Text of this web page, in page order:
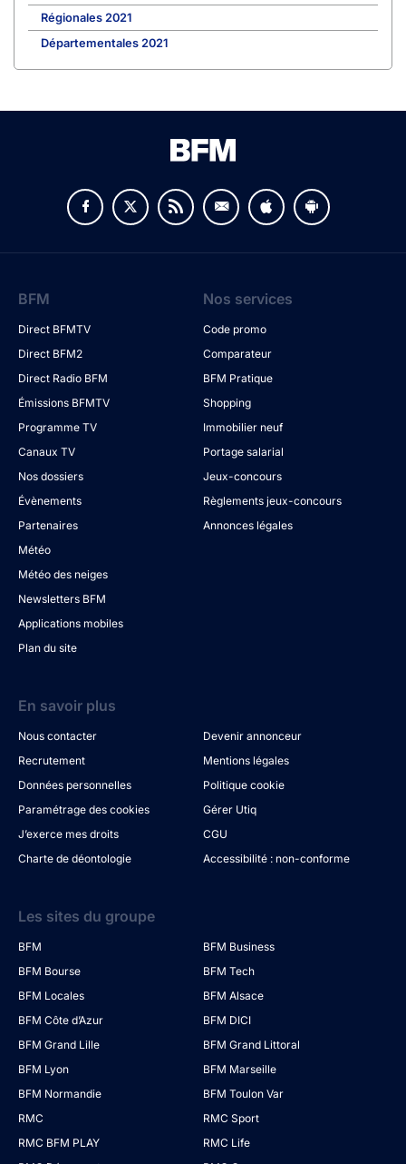
Régionales 2021
Départementales 2021
BFM
Direct BFMTV
Direct BFM2
Direct Radio BFM
Émissions BFMTV
Programme TV
Canaux TV
Nos dossiers
Évènements
Partenaires
Météo
Météo des neiges
Newsletters BFM
Applications mobiles
Plan du site
Nos services
Code promo
Comparateur
BFM Pratique
Shopping
Immobilier neuf
Portage salarial
Jeux-concours
Règlements jeux-concours
Annonces légales
En savoir plus
Nous contacter
Devenir annonceur
Recrutement
Mentions légales
Données personnelles
Politique cookie
Paramétrage des cookies
Gérer Utiq
J’exerce mes droits
CGU
Charte de déontologie
Accessibilité : non-conforme
Les sites du groupe
BFM
BFM Business
BFM Bourse
BFM Tech
BFM Locales
BFM Alsace
BFM Côte d’Azur
BFM DICI
BFM Grand Lille
BFM Grand Littoral
BFM Lyon
BFM Marseille
BFM Normandie
BFM Toulon Var
RMC
RMC Sport
RMC BFM PLAY
RMC Life